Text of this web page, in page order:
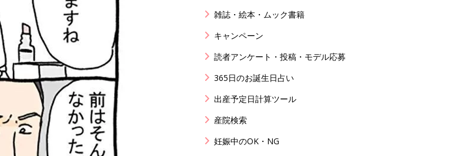
雑誌・絵本・ムック書籍
キャンペーン
読者アンケート・投稿・モデル応募
365日のお誕生日占い
出産予定日計算ツール
産院検索
妊娠中のOK・NG